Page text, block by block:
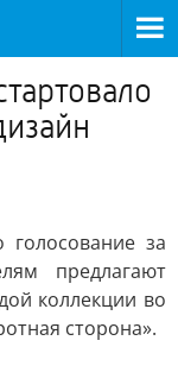
голосование за
предлагают
коллекции во
сторона».